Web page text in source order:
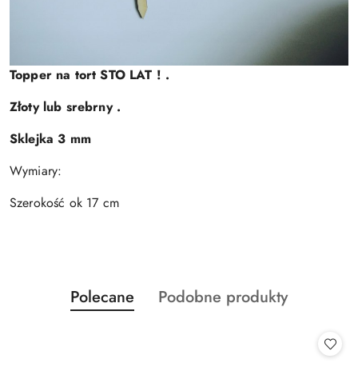
Topper na tort STO LAT ! .
Złoty lub srebrny .
Sklejka 3 mm
Wymiary:
Szerokość ok 17 cm
Pomiń karuzelę produktów
Produkty
o
Polecane
Produkty
Podobne produkty